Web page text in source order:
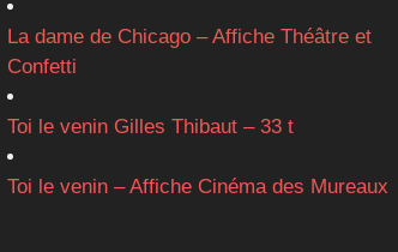
La dame de Chicago – Affiche Théâtre et
Confetti
Toi le venin Gilles Thibaut – 33 t
Toi le venin – Affiche Cinéma des Mureaux